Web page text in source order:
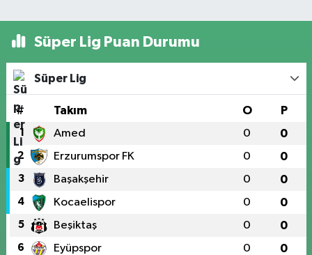
Süper Lig Puan Durumu
Süper Lig
# Takım O P
1 Amed 0 0
2 Erzurumspor FK 0 0
3 Başakşehir 0 0
4 Kocaelispor 0 0
5 Beşiktaş 0 0
6 Eyüpspor 0 0